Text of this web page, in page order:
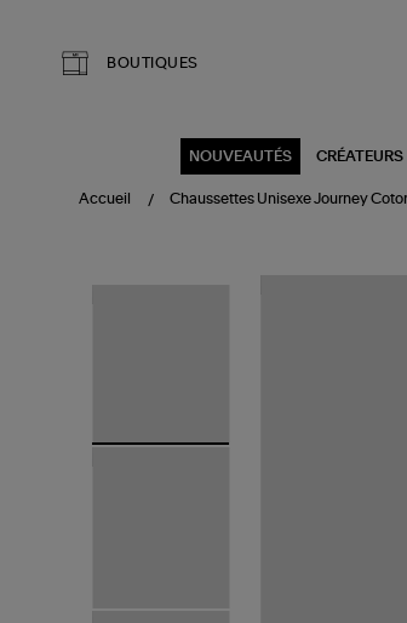
BOUTIQUES
NOUVEAUTÉS CRÉATEURS
Accueil Chaussettes Unisexe Journey